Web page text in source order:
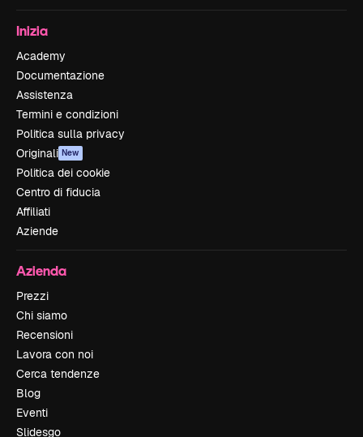
Inizia
Academy
Documentazione
Assistenza
Termini e condizioni
Politica sulla privacy
Originali New
Politica dei cookie
Centro di fiducia
Affiliati
Aziende
Azienda
Prezzi
Chi siamo
Recensioni
Lavora con noi
Cerca tendenze
Blog
Eventi
Slidesgo